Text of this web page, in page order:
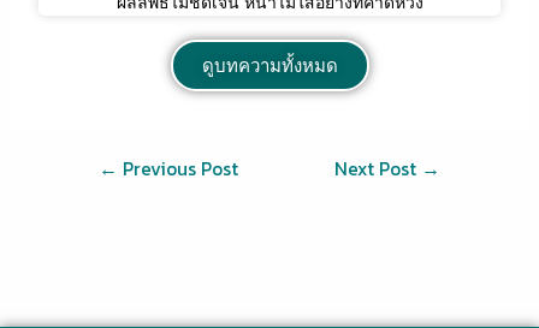
ดูบทความทั้งหมด
← Previous Post Next Post →